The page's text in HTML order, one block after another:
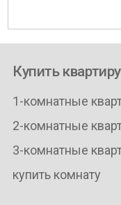
Купить квартиру
1-комнатные
2-комнатные
3-комнатные
купить комнату